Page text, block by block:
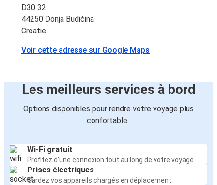
D30 32
44250 Donja Budičina
Croatie
Voir cette adresse sur Google Maps
Les meilleurs services à bord
Options disponibles pour rendre votre voyage plus
confortable :
Wi-Fi gratuit
Profitez d'une connexion tout au long de votre voyage
Prises électriques
Gardez vos appareils chargés en déplacement